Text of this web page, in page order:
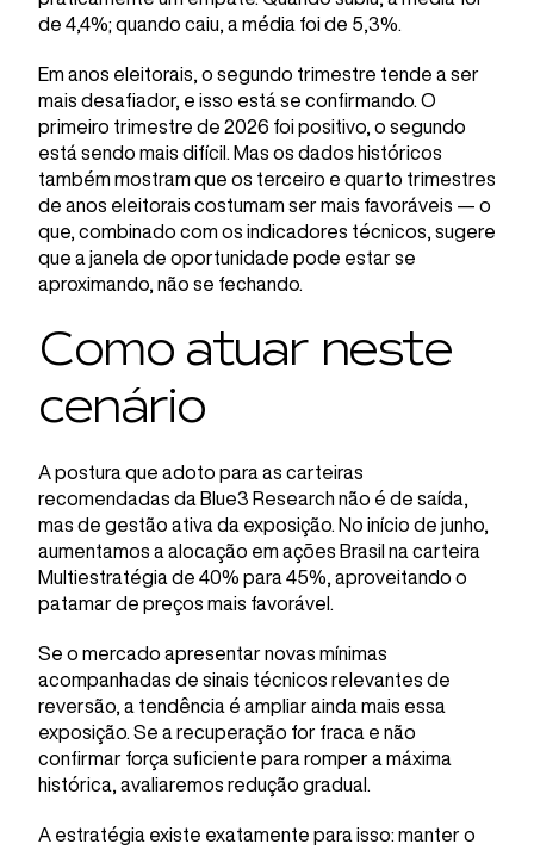
de 4,4%; quando caiu, a média foi de 5,3%.
Em anos eleitorais, o segundo trimestre tende a ser
mais desafiador, e isso está se confirmando. O
primeiro trimestre de 2026 foi positivo, o segundo
está sendo mais difícil. Mas os dados históricos
também mostram que os terceiro e quarto trimestres
de anos eleitorais costumam ser mais favoráveis — o
que, combinado com os indicadores técnicos, sugere
que a janela de oportunidade pode estar se
aproximando, não se fechando.
Como atuar neste
cenário
A postura que adoto para as carteiras
recomendadas da Blue3 Research não é de saída,
mas de gestão ativa da exposição. No início de junho,
aumentamos a alocação em ações Brasil na carteira
Multiestratégia de 40% para 45%, aproveitando o
patamar de preços mais favorável.
Se o mercado apresentar novas mínimas
acompanhadas de sinais técnicos relevantes de
reversão, a tendência é ampliar ainda mais essa
exposição. Se a recuperação for fraca e não
confirmar força suficiente para romper a máxima
histórica, avaliaremos redução gradual.
A estratégia existe exatamente para isso: manter o